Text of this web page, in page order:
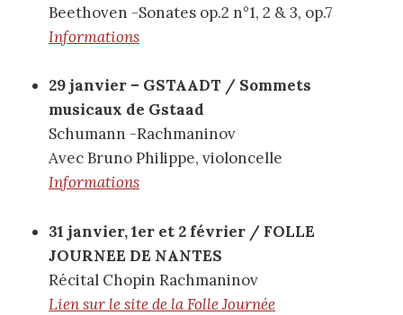
Beethoven -Sonates op.2 n°1, 2 & 3, op.7
Informations
29 janvier – ​GSTAADT / Sommets
musicaux de Gstaad
Schumann -Rachmaninov
Avec Bruno Philippe, violoncelle
Informations
31 janvier, 1er et 2 février / FOLLE
JOURNEE DE NANTES
Récital Chopin Rachmaninov
Lien sur le site de la Folle Journée